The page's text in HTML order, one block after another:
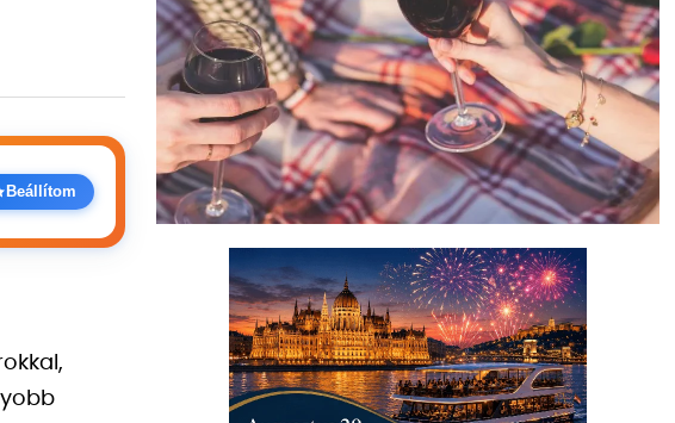
Beállítom